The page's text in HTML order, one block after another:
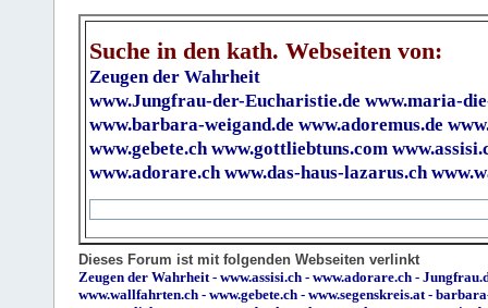
Suche in den kath. Webseiten von:
Zeugen der Wahrheit
www.Jungfrau-der-Eucharistie.de www.maria-
www.barbara-weigand.de www.adoremus.de
www.gebete.ch www.gottliebtuns.com
www.adorare.ch www.das-haus-lazarus.ch
Dieses Forum ist mit folgenden Webseiten verlinkt
Zeugen der Wahrheit - www.assisi.ch - www.adorare.ch -
www.wallfahrten.ch - www.gebete.ch - www.segenskreis.at -